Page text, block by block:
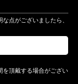
点がございましたら、
を頂戴する場合がござい